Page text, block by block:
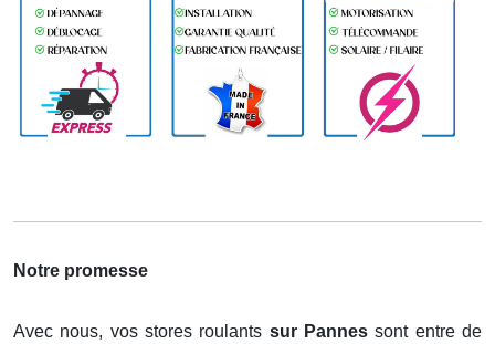
Notre promesse
Avec nous, vos stores roulants sur Pannessont entre de